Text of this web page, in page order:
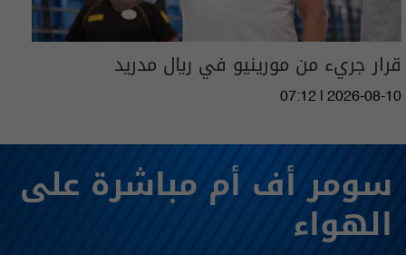
قرار جريء من مورينيو في ريال مدريد
07:12 | 2026-08-10
سومر أف أم مباشرة على
الهواء